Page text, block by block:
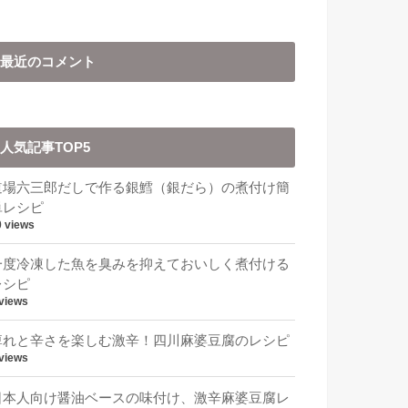
最近のコメント
人気記事TOP5
場六三郎だしで作る銀鱈（銀だら）の煮付け簡
レシピ
views
度冷凍した魚を臭みを抑えておいしく煮付ける
シピ
れと辛さを楽しむ激辛！四川麻婆豆腐のレシピ
本人向け醤油ベースの味付け、激辛麻婆豆腐レ